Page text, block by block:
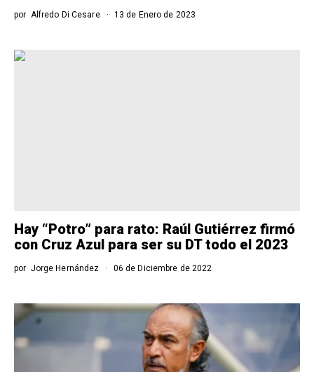
por Alfredo Di Cesare 13 de Enero de 2023
Hay “Potro” para rato: Raúl Gutiérrez firmó
con Cruz Azul para ser su DT todo el 2023
por Jorge Hernández 06 de Diciembre de 2022